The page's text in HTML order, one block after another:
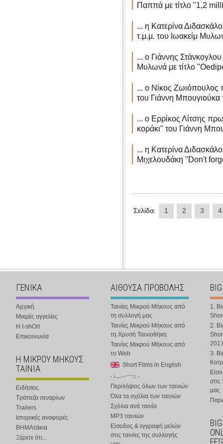
Παππά με τίτλο "1,2
... η Κατερίνα
τ.μ.μ. του Ιωακείμ
... ο Γιάννης
Μυλωνά με τίτλο
... ο Νίκος Ζωιόπουλος
του Γιάννη Μπουγιούκα
... ο Ερρίκος Λίτσης
κοράκι" του Γιάννη
... η Κατερίνα
Μιχελουδάκη "Don't
Σελίδα: 1 2 3 4
ΓΕΝΙΚΑ
Αρχική
Μικρές αγγελίες
Η t-shOrt
Επικοινωνία
Η ΜΙΚΡΟΥ ΜΗΚΟΥΣ
ΤΑΙΝΙΑ
Ειδήσεις
Τράπεζα σεναρίων
Trailers
Ιστορικές αναφορές
ΒΗΜΑτάκια
Ξέρετε ότι...
ΑΙΘΟΥΣΑ ΠΡΟΒΟΛΗΣ
Ταινίες Μικρού Μήκους από
τη συλλογή μας
Ταινίες Μικρού Μήκους από
τη Χρυσή Ταινιοθήκη
Ταινίες Μικρού Μήκους από
το Web
Short Films in English
Περιλήψεις όλων των ταινιών
Όλα τα σχόλια των ταινιών
Σχόλια ανά ταινία
MP3 ταινιών
Είσοδος & εγγραφή μελών
στις ταινίες της συλλογής
1.
2.
3.
στις
μας